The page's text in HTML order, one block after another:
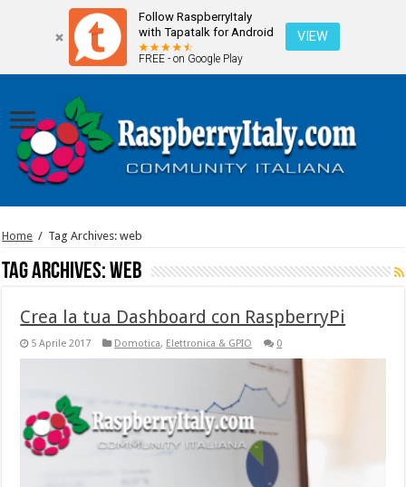
Follow RaspberryItaly
with Tapatalk for Android
FREE - on Google Play
VIEW
Home / Tag Archives: web
Tag Archives:web
Crea la tua Dashboard con RaspberryPi
5 Aprile 2017 Domotica, Elettronica & GPIO 0